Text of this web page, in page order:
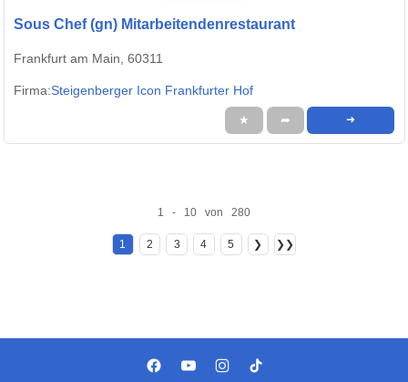
Sous Chef (gn) Mitarbeitendenrestaurant
Frankfurt am Main, 60311
Firma:Steigenberger Icon Frankfurter Hof
★ ➦ ➜
1 - 10 von 280
1 2 3 4 5 ❯ ❯❯